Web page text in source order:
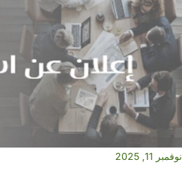
نوفمبر 11, 2025